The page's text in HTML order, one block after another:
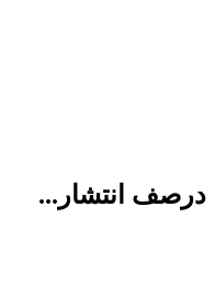
درصف انتشار...